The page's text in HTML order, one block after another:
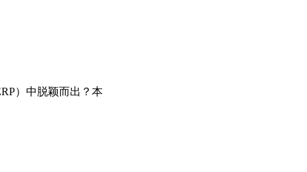
）中脱颖而出？本